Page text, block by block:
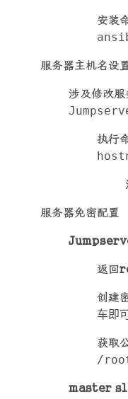
安装
服务器主机名设
涉及修改服
执行
服务器免密配置
返回
创建
车即
获取
/
master